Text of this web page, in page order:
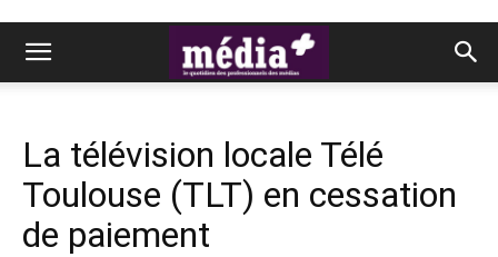
La télévision locale Télé
Toulouse (TLT) en cessation
de paiement